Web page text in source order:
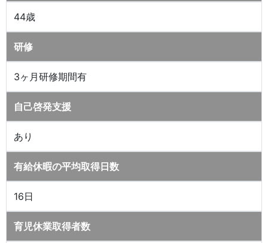
44歳
研修
3ヶ月研修期間有
自己啓発支援
あり
有給休暇の平均取得日数
16日
育児休業取得者数